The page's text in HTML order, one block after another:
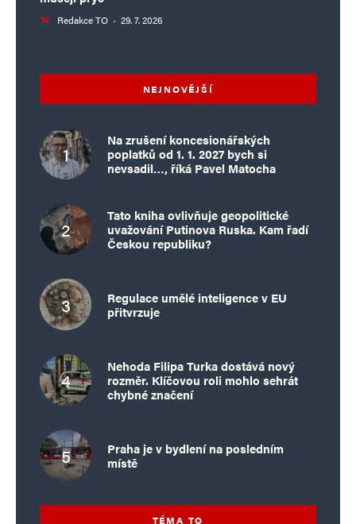
Redakce TO · 29. 7. 2026
NEJNOVĚJŠÍ
Na zrušení koncesionářských
poplatků od 1. 1. 2027 bych si
nevsadil…, říká Pavel Matocha
Tato kniha ovlivňuje geopolitické
uvažování Putinova Ruska. Kam řadí
Českou republiku?
Regulace umělé inteligence v EU
přitvrzuje
Nehoda Filipa Turka dostává nový
rozměr. Klíčovou roli mohlo sehrát
chybné značení
Praha je v bydlení na posledním
místě
TÉMA TO